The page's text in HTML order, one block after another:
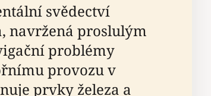
svědectví
navržená proslulým
problémy
provozu v
prvky železa a